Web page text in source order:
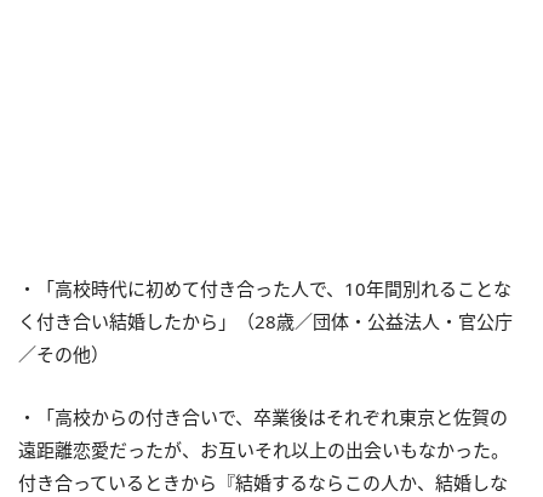
・「高校時代に初めて付き合った人で、10年間別れることな
く付き合い結婚したから」（28歳／団体・公益法人・官公庁
／その他）
・「高校からの付き合いで、卒業後はそれぞれ東京と佐賀の
遠距離恋愛だったが、お互いそれ以上の出会いもなかった。
付き合っているときから『結婚するならこの人か、結婚しな